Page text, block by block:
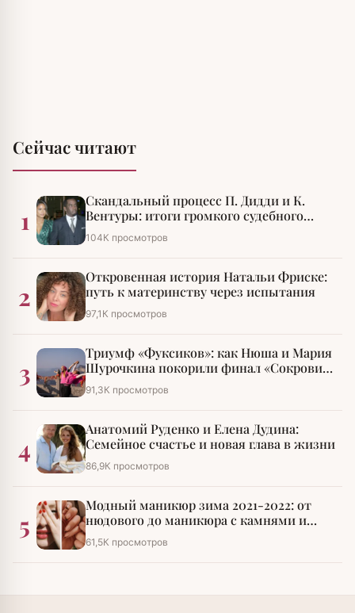
Сейчас читают
1
Скандальный процесс П. Дидди и К.
Вентуры: итоги громкого судебного
разбирательства
104К просмотров
2
Откровенная история Натальи Фриске:
путь к материнству через испытания
97,1К просмотров
3
Триумф «Фуксиков»: как Нюша и Мария
Шурочкина покорили финал «Сокровищ
императора»
91,3К просмотров
4
Анатомий Руденко и Елена Дудина:
Семейное счастье и новая глава в жизни
86,9К просмотров
5
Модный маникюр зима 2021-2022: от
нюдового до маникюра с камнями и
стразами
61,5К просмотров